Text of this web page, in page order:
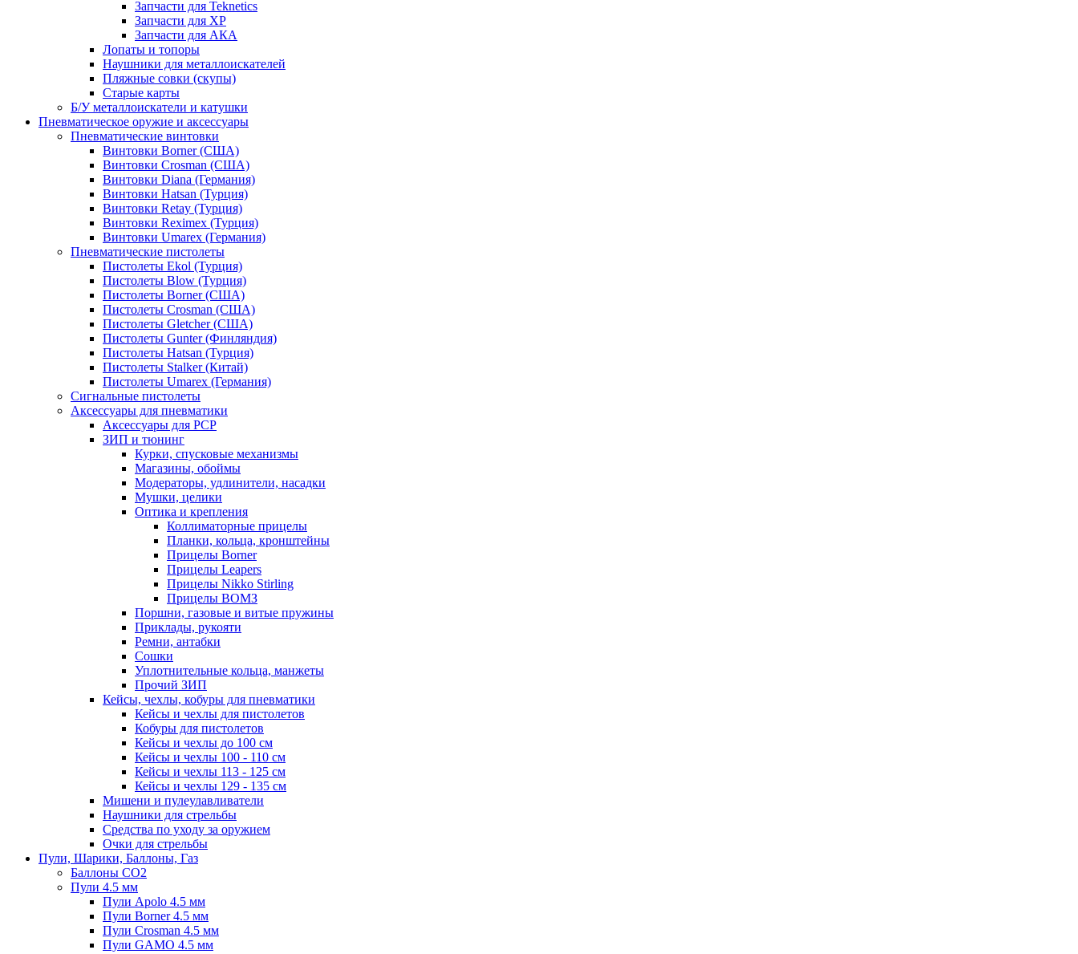
Запчасти для Teknetics
Запчасти для XP
Запчасти для АКА
Лопаты и топоры
Наушники для металлоискателей
Пляжные совки (скупы)
Старые карты
Б/У металлоискатели и катушки
Пневматическое оружие и аксессуары
Пневматические винтовки
Винтовки Borner (США)
Винтовки Crosman (США)
Винтовки Diana (Германия)
Винтовки Hatsan (Турция)
Винтовки Retay (Турция)
Винтовки Reximex (Турция)
Винтовки Umarex (Германия)
Пневматические пистолеты
Пистолеты Ekol (Турция)
Пистолеты Blow (Турция)
Пистолеты Borner (США)
Пистолеты Crosman (США)
Пистолеты Gletcher (США)
Пистолеты Gunter (Финляндия)
Пистолеты Hatsan (Турция)
Пистолеты Stalker (Китай)
Пистолеты Umarex (Германия)
Сигнальные пистолеты
Аксессуары для пневматики
Аксессуары для PCP
ЗИП и тюнинг
Курки, спусковые механизмы
Магазины, обоймы
Модераторы, удлинители, насадки
Мушки, целики
Оптика и крепления
Коллиматорные прицелы
Планки, кольца, кронштейны
Прицелы Borner
Прицелы Leapers
Прицелы Nikko Stirling
Прицелы ВОМЗ
Поршни, газовые и витые пружины
Приклады, рукояти
Ремни, антабки
Сошки
Уплотнительные кольца, манжеты
Прочий ЗИП
Кейсы, чехлы, кобуры для пневматики
Кейсы и чехлы для пистолетов
Кобуры для пистолетов
Кейсы и чехлы до 100 см
Кейсы и чехлы 100 - 110 см
Кейсы и чехлы 113 - 125 см
Кейсы и чехлы 129 - 135 см
Мишени и пулеулавливатели
Наушники для стрельбы
Средства по уходу за оружием
Очки для стрельбы
Пули, Шарики, Баллоны, Газ
Баллоны CO2
Пули 4.5 мм
Пули Apolo 4.5 мм
Пули Borner 4.5 мм
Пули Crosman 4.5 мм
Пули GAMO 4.5 мм